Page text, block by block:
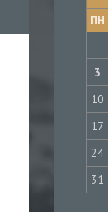
ПН
3
10
17
24
31